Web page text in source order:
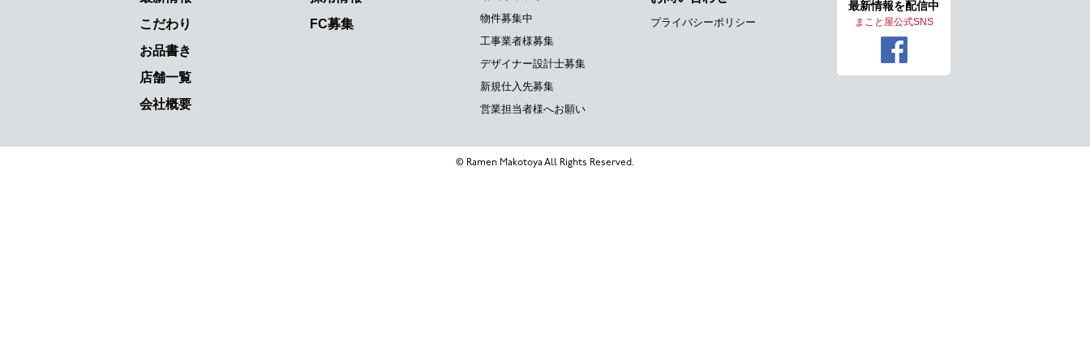
こだわり
お品書き
店舗一覧
会社概要
FC募集
物件募集中
工事業者様募集
デザイナー設計士募集
新規仕入先募集
営業担当者様へお願い
プライバシーポリシー
最新情報を配信中
まこと屋公式SNS
© Ramen Makotoya All Rights Reserved.